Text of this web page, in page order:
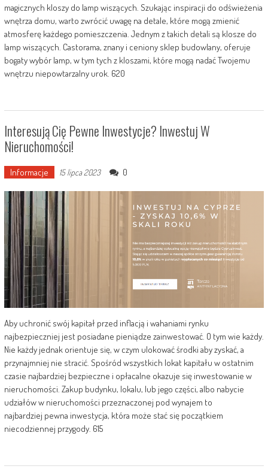
magicznych kloszy do lamp wiszących. Szukając inspiracji do odświeżenia
wnętrza domu, warto zwrócić uwagę na detale, które mogą zmienić
atmosferę każdego pomieszczenia. Jednym z takich detali są klosze do
lamp wiszących. Castorama, znany i ceniony sklep budowlany, oferuje
bogaty wybór lamp, w tym tych z kloszami, które mogą nadać Twojemu
wnętrzu niepowtarzalny urok. 620
Interesują Cię Pewne Inwestycje? Inwestuj W
Nieruchomości!
Informacje 15 lipca 2023 0
Aby uchronić swój kapitał przed inflacją i wahaniami rynku
najbezpieczniej jest posiadane pieniądze zainwestować. O tym wie każdy.
Nie każdy jednak orientuje się, w czym ulokować środki aby zyskać, a
przynajmniej nie stracić. Spośród wszystkich lokat kapitału w ostatnim
czasie najbardziej bezpieczne i opłacalne okazuje się inwestowanie w
nieruchomości. Zakup budynku, lokalu, lub jego części, albo nabycie
udziałów w nieruchomości przeznaczonej pod wynajem to
najbardziej pewna inwestycja, która może stać się początkiem
niecodziennej przygody. 615